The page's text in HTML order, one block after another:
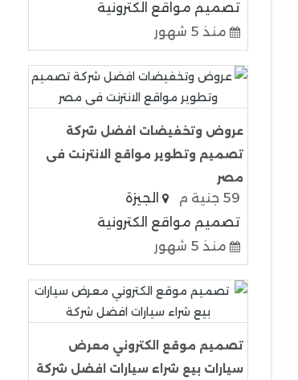
تصميم مواقع الكترونية
منذ 5 شهور
عروض وتخفيضات افضل شركة
تصميم وتطوير مواقع الانترنت فى
مصر
59 جنية م
الجيزة
تصميم مواقع الكترونية
منذ 5 شهور
تصميم موقع الكتروني معرض
سيارات بيع شراء سيارات افضل شركة